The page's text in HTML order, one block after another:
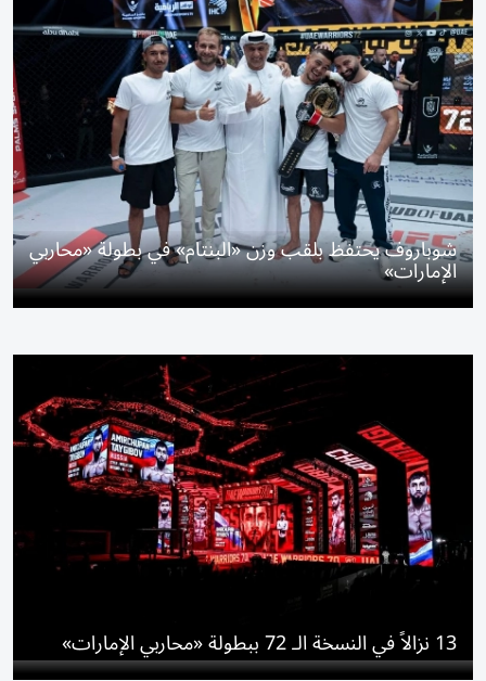
شوباروف يحتفظ بلقب وزن «البنتام» في بطولة «محاربي
الإمارات»
13 نزالاً في النسخة الـ 72 ببطولة «محاربي الإمارات»